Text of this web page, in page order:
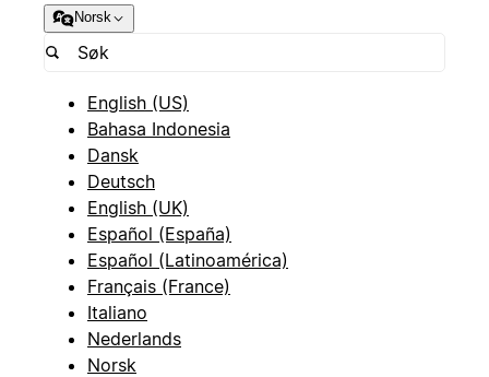
Norsk
English (US)
Bahasa Indonesia
Dansk
Deutsch
English (UK)
Español (España)
Español (Latinoamérica)
Français (France)
Italiano
Nederlands
Norsk